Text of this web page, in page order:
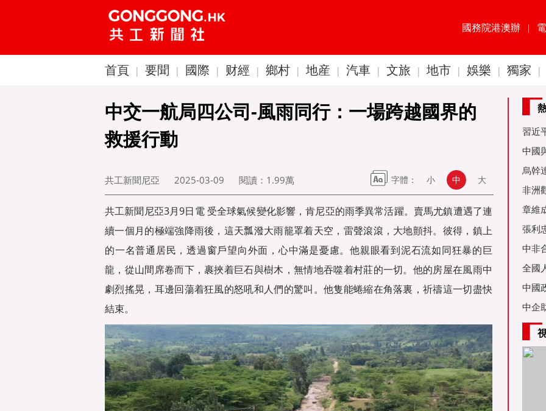
國務院港澳辦 |
首頁 | 要聞 | 國際 | 财經 | 鄉村 | 地産 | 汽車 | 文旅 | 地市 | 娛樂 | 獨家 |
中交一航局四公司-風雨同行：一場跨越國界的
救援行動
共工新聞尼亞 2025-03-09 閱讀： 1.99萬 字體： 小 中 大
共工新聞尼亞3月9日電 受全球氣候變化影響，肯尼亞的雨季異常活躍。賣馬尤鎮遭遇了連
續一個月的極端強降雨後，這天瓢潑大雨籠罩着天空，雷聲滾滾，大地顫抖。彼得，鎮上
的一名普通居民，透過窗戶望向外面，心中滿是憂慮。他親眼看到泥石流如同狂暴的巨
龍，從山間席卷而下，裹挾着巨石與樹木，無情地吞噬着村莊的一切。他的房屋在風雨中
劇烈搖晃，耳邊回蕩着狂風的怒吼和人們的驚叫。他隻能蜷縮在角落裏，祈禱這一切盡快
結束。
習近
60周
中國
金達
烏幹
事務
非洲
是棋
章維
張利
烏友
中非
全國
亞舉
中國
中企